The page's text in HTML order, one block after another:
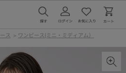
ス > ワンピース(ミニ・ミディアム）